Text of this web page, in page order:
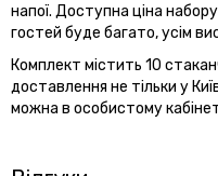
напої. Доступна ціна
гостей буде багато, усім
Комплект містить 10
доставлення не тільки у
можна в особистому